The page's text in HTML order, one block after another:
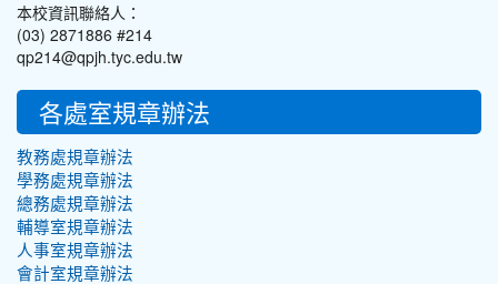
本校資訊聯絡人：
(03) 2871886 #214
qp214@qpjh.tyc.edu.tw
各處室規章辦法
教務處規章辦法
學務處規章辦法
總務處規章辦法
輔導室規章辦法
人事室規章辦法
會計室規章辦法